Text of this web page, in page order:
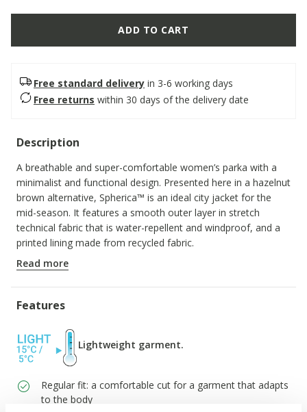
ADD TO CART
Free standard delivery in 3-6 working days
Free returns within 30 days of the delivery date
Description
A breathable and super-comfortable women’s parka with a
minimalist and functional design. Presented here in a hazelnut
brown alternative, Spherica™ is an ideal city jacket for the
mid-season. It features a smooth outer layer in stretch
technical fabric that is water-repellent and windproof, and a
printed lining made from recycled fabric.
ITEM CODE:
Read more
Features
Lightweight garment.
Regular fit: a comfortable cut for a garment that adapts
to the body